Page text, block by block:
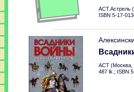
АСТ.Астрель
ISBN 5-17-
АСТ (Москва,
487 lk.; ISBN